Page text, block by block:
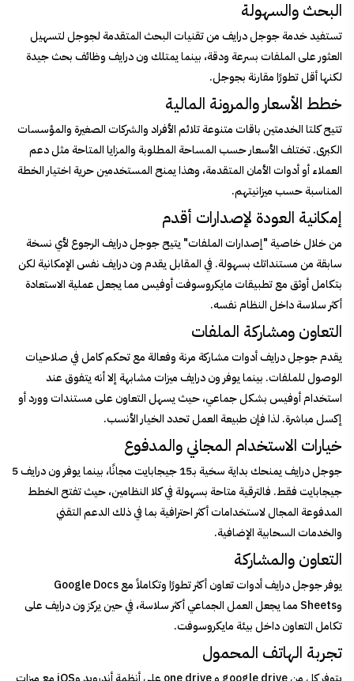
البحث والسهولة
تستفيد خدمة جوجل درايف من تقنيات البحث المتقدمة لجوجل لتسهيل
العثور على الملفات بسرعة ودقة، بينما يمتلك ون درايف وظائف بحث جيدة
لكنها أقل تطورًا مقارنة بجوجل.
خطط الأسعار والمرونة المالية
تتيح كلتا الخدمتين باقات متنوعة تلائم الأفراد والشركات الصغيرة والمؤسسات
الكبرى. تختلف الأسعار حسب المساحة المطلوبة والمزايا المتاحة مثل دعم
العملاء أو أدوات الأمان المتقدمة، وهذا يمنح المستخدمين حرية اختيار الخطة
المناسبة حسب ميزانيتهم.
إمكانية العودة لإصدارات أقدم
من خلال خاصية "إصدارات الملفات" يتيح جوجل درايف الرجوع لأي نسخة
سابقة من مستنداتك بسهولة. في المقابل يقدم ون درايف نفس الإمكانية لكن
بتكامل أوثق مع تطبيقات مايكروسوفت أوفيس مما يجعل عملية الاستعادة
أكثر سلاسة داخل النظام نفسه.
التعاون ومشاركة الملفات
يقدم جوجل درايف أدوات مشاركة مرنة وفعالة مع تحكم كامل في صلاحيات
الوصول للملفات. بينما يوفر ون درايف ميزات مشابهة إلا أنه يتفوق عند
استخدام أوفيس بشكل جماعي، حيث يسهل التعاون على مستندات وورد أو
إكسل مباشرة. لذا فإن طبيعة العمل تحدد الخيار الأنسب.
خيارات الاستخدام المجاني والمدفوع
جوجل درايف يمنحك بداية سخية بـ15 جيجابايت مجانًا، بينما يوفر ون درايف 5
جيجابايت فقط. فالترقية متاحة بسهولة في كلا النظامين، حيث تفتح الخطط
المدفوعة المجال لاستخدامات أكثر احترافية بما في ذلك الدعم التقني
والخدمات السحابية الإضافية.
التعاون والمشاركة
يوفر جوجل درايف أدوات تعاون أكثر تطورًا وتكاملاً مع Google Docs
وSheets مما يجعل العمل الجماعي أكثر سلاسة، في حين يركز ون درايف على
تكامل التعاون داخل بيئة مايكروسوفت.
تجربة الهاتف المحمول